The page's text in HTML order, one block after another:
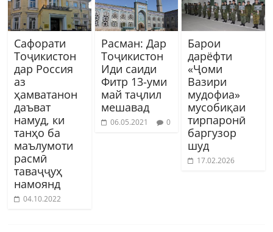
Сафорати
Тоҷикистон
дар Россия
аз
ҳамватанон
даъват
намуд, ки
танҳо ба
маълумоти
расмӣ
таваҷҷуҳ
намоянд
04.10.2022
Расман: Дар
Тоҷикистон
Иди саиди
Фитр 13-уми
май таҷлил
мешавад
06.05.2021 0
Барои
дарёфти
«Ҷоми
Вазири
мудофиа»
мусобиқаи
тирпаронӣ
баргузор
шуд
17.02.2026